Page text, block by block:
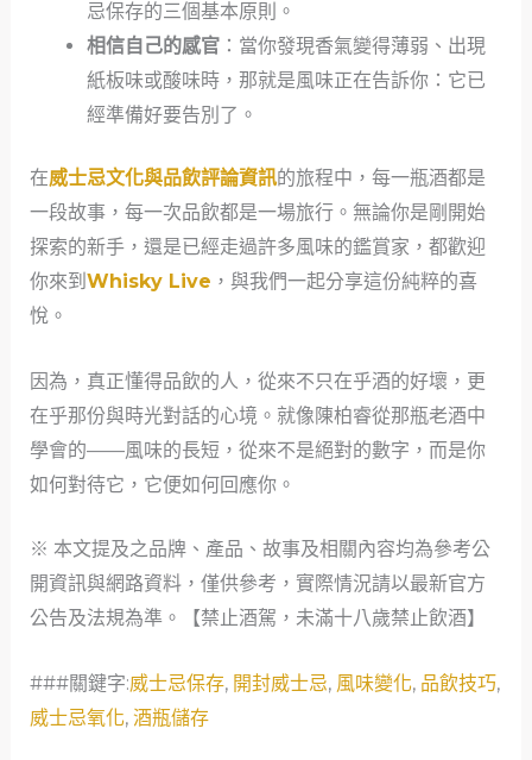
忌保存的三個基本原則。
相信自己的感官：當你發現香氣變得薄弱、出現
紙板味或酸味時，那就是風味正在告訴你：它已
經準備好要告別了。
在威士忌文化與品飲評論資訊的旅程中，每一瓶酒都是
一段故事，每一次品飲都是一場旅行。無論你是剛開始
探索的新手，還是已經走過許多風味的鑑賞家，都歡迎
你來到 Whisky Live ，與我們一起分享這份純粹的喜
悅。
因為，真正懂得品飲的人，從來不只在乎酒的好壞，更
在乎那份與時光對話的心境。就像陳柏睿從那瓶老酒中
學會的——風味的長短，從來不是絕對的數字，而是你
如何對待它，它便如何回應你。
※ 本文提及之品牌、產品、故事及相關內容均為參考公
開資訊與網路資料，僅供參考，實際情況請以最新官方
公告及法規為準。【禁止酒駕，未滿十八歲禁止飲酒】
###關鍵字:威士忌保存, 開封威士忌, 風味變化, 品飲技巧,
威士忌氧化, 酒瓶儲存